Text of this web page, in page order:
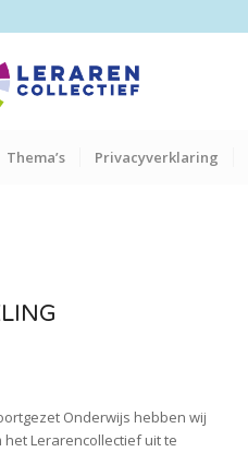
Thema’s Privacyverklaring
Onderwijs hebben wij
Lerarencollectief uit te